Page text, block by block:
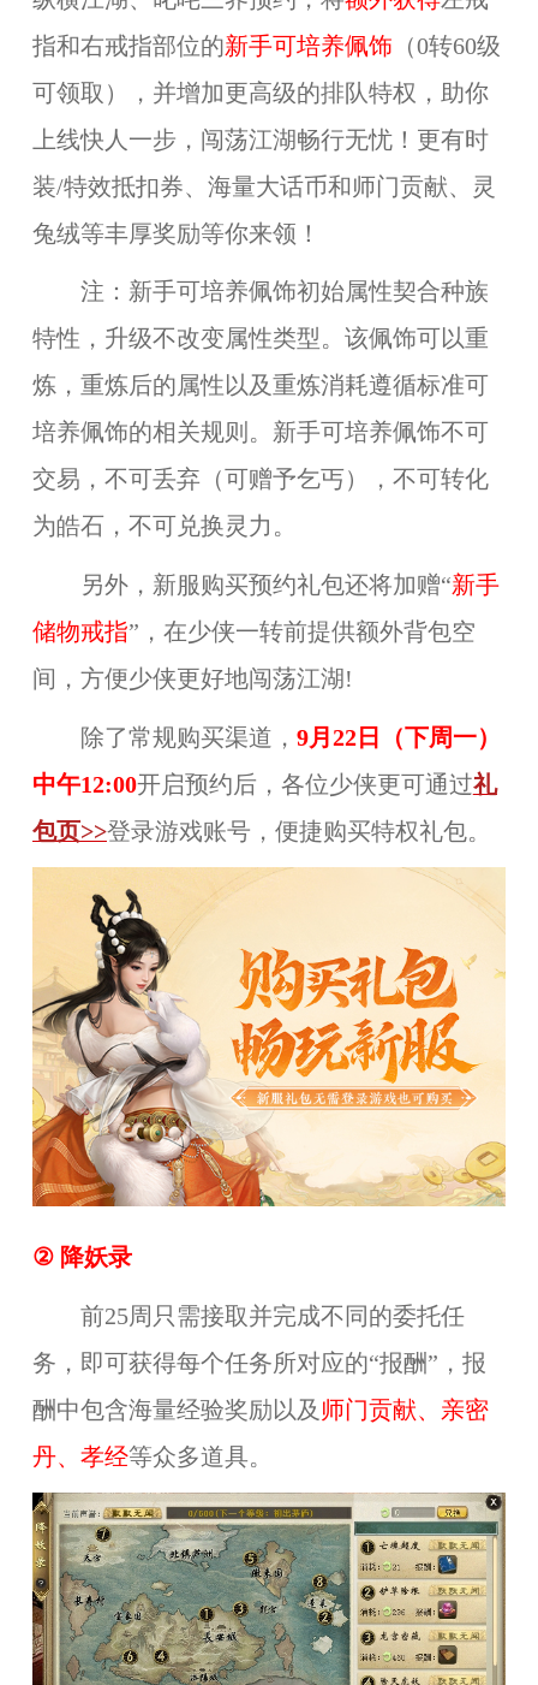
指和右戒指部位的新手可培养佩饰 （0转60级
可领取），并增加更高级的排队特权，助你
上线快人一步，闯荡江湖畅行无忧！更有时
装/特效抵扣券、海量大话币和师门贡献、灵
兔绒等丰厚奖励等你来领！
注： 新手可培养佩饰初始属性契合种族
特性，升级不改变属性类型。该佩饰可以重
炼，重炼后的属性以及重炼消耗遵循标准可
培养佩饰的相关规则。新手可培养佩饰不可
交易，不可丢弃（可赠予乞丐），不可转化
为皓石，不可兑换灵力。
另外，新服购买预约礼包还将加赠“新手
储物戒指”，在少侠一转前提供额外背包空
间，方便少侠更好地闯荡江湖!
除了常规购买渠道， 9月22日 （下周一）
中午12:00开启预约后，各位少侠更可通过礼
包页>>登录游戏账号，便捷购买特权礼包。
② 降妖录
前25周只需接取并完成不同的委托任
务，即可获得每个任务所对应的“报酬”，报
酬中包含海量经验奖励以及 师门贡献、亲密
丹、孝经等众多道具。